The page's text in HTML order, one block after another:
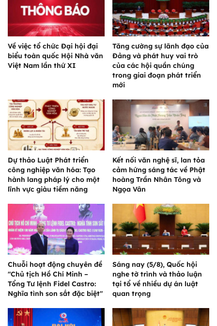
Về việc tổ chức Đại hội đại
biểu toàn quốc Hội Nhà văn
Việt Nam lần thứ XI
Tăng cường sự lãnh đạo của
Đảng và phát huy vai trò
của các hội quần chúng
trong giai đoạn phát triển
mới
Dự thảo Luật Phát triển
công nghiệp văn hóa: Tạo
hành lang pháp lý cho một
lĩnh vực giàu tiềm năng
Kết nối văn nghệ sĩ, lan tỏa
cảm hứng sáng tác về Phật
hoàng Trần Nhân Tông và
Ngọa Vân
Chuỗi hoạt động chuyên đề
"Chủ tịch Hồ Chí Minh –
Tổng Tư lệnh Fidel Castro:
Nghĩa tình son sắt đặc biệt"
Sáng nay (5/8), Quốc hội
nghe tờ trình và thảo luận
tại tổ về nhiều dự án luật
quan trọng